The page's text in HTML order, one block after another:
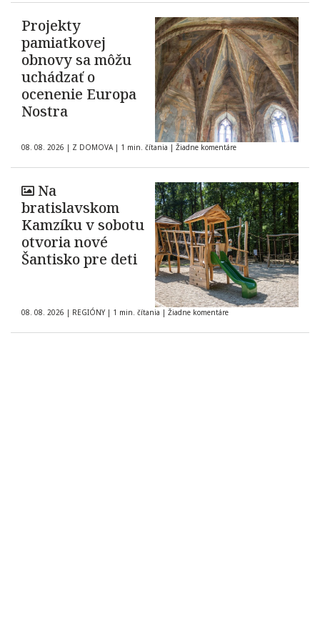
Projekty
pamiatkovej
obnovy sa môžu
uchádzať o
ocenenie Europa
Nostra
08. 08. 2026 | Z DOMOVA | 1 min. čítania | Žiadne komentáre
Na
bratislavskom
Kamzíku v sobotu
otvoria nové
Šantisko pre deti
08. 08. 2026 | REGIÓNY | 1 min. čítania | Žiadne komentáre